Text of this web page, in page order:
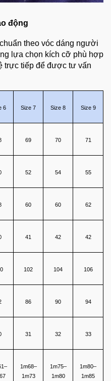
động
theo vóc dáng người
lựa chọn kích cỡ phù hợp
trực tiếp để được tư vấn
6 Size 7 Size 8 Size 9
69 70 71
52 54 55
60 60 62
41 42 42
102 104 106
86 90 94
31 32 33
1m68–
1m73
1m75–
1m80
1m80–
1m85